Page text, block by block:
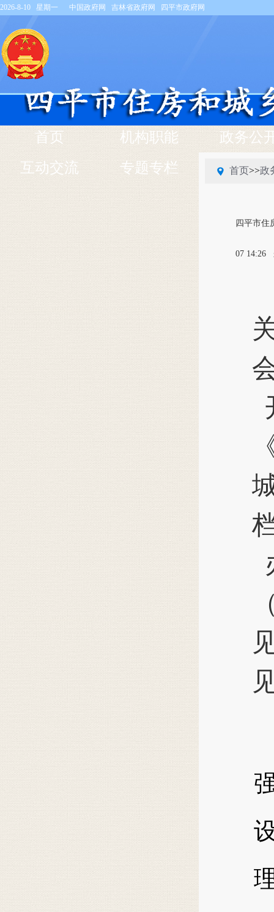
2026-8-10 星期一 中国政府网 吉林省政府网 四平市政府网
首页 机构职能
政务公
互动交流
专题专栏 首页>>政
四平市住
07 14:26